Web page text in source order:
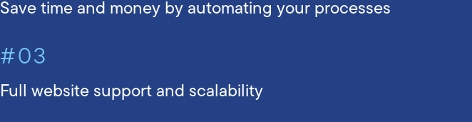
Save time and money by automating your processes
#03
Full website support and scalability